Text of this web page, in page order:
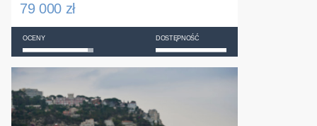
79 000 zł
OCENY DOSTĘPNOŚĆ